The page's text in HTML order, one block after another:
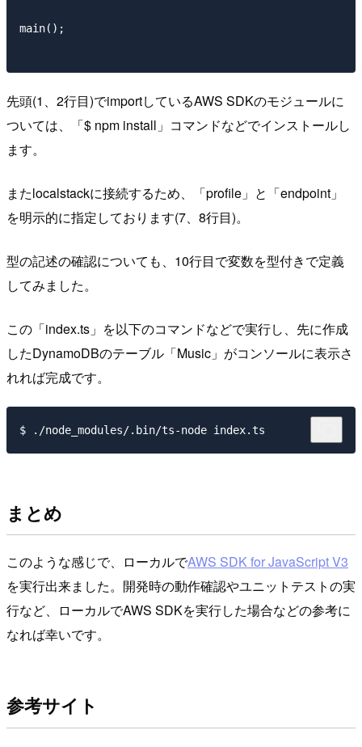
main();
先頭(1、2行目)でimportしているAWS SDKのモジュールに
ついては、「$ npm install」コマンドなどでインストールし
ます。
またlocalstackに接続するため、「profile」と「endpoint」
を明示的に指定しております(7、8行目)。
型の記述の確認についても、10行目で変数を型付きで定義
してみました。
この「index.ts」を以下のコマンドなどで実行し、先に作成
したDynamoDBのテーブル「Music」がコンソールに表示さ
れれば完成です。
まとめ
このような感じで、ローカルでAWS SDK for JavaScript V3
を実行出来ました。開発時の動作確認やユニットテストの実
行など、ローカルでAWS SDKを実行した場合などの参考に
なれば幸いです。
参考サイト